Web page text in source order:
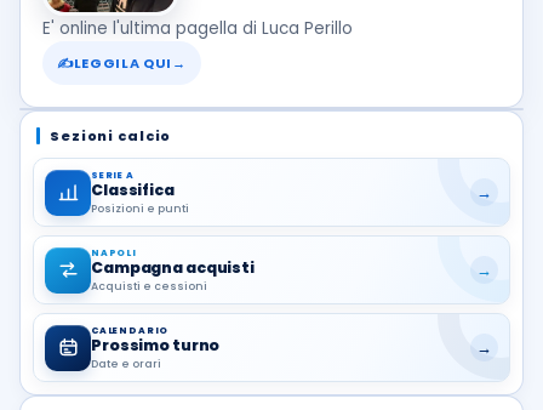
E' online l'ultima pagella di Luca Perillo
✍LEGGILA QUI →
Sezioni calcio
SERIE A
Classifica
Posizioni e punti
→
NAPOLI
Campagna acquisti
Acquisti e cessioni
→
CALENDARIO
Prossimo turno
Date e orari
→